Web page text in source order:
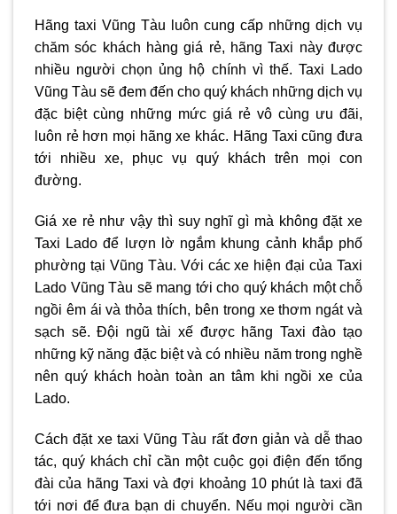
Hãng taxi Vũng Tàu
luôn cung cấp những dịch vụ
chăm sóc khách hàng giá rẻ, hãng Taxi này được
nhiều người chọn ủng hộ chính vì thế. Taxi Lado
Vũng Tàu sẽ đem đến cho quý khách những dịch vụ
đặc biệt cùng những mức giá rẻ vô cùng ưu đãi,
luôn rẻ hơn mọi hãng xe khác. Hãng Taxi cũng đưa
tới nhiều xe, phục vụ quý khách trên mọi con
đường.
Giá xe rẻ như vậy thì suy nghĩ gì mà không đặt xe
Taxi Lado để lượn lờ ngắm khung cảnh khắp phố
phường tại Vũng Tàu. Với các xe hiện đại của Taxi
Lado Vũng Tàu sẽ mang tới cho quý khách một chỗ
ngồi êm ái và thỏa thích, bên trong xe thơm ngát và
sạch sẽ. Đội ngũ tài xế được hãng Taxi đào tạo
những kỹ năng đặc biệt và có nhiều năm trong nghề
nên quý khách hoàn toàn an tâm khi ngồi xe của
Lado.
Cách đặt xe taxi Vũng Tàu rất đơn giản và dễ thao
tác, quý khách chỉ cần một cuộc gọi điện đến tổng
đài của hãng Taxi và đợi khoảng 10 phút là taxi đã
tới nơi để đưa bạn di chuyển. Nếu mọi người cần